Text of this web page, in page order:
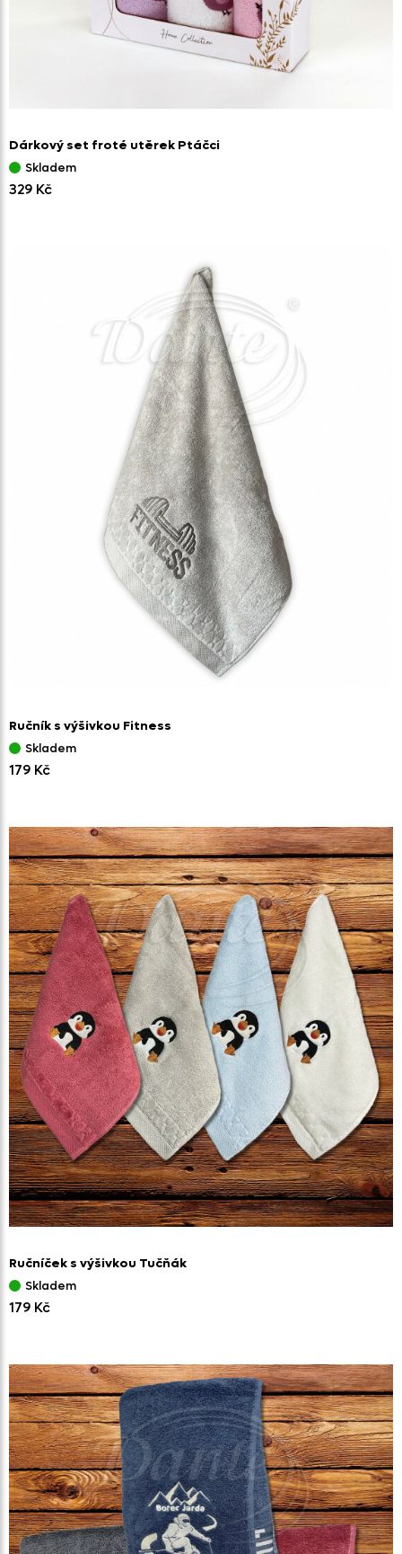
Dárkový set froté utěrek Ptáčci
Skladem
329 Kč
Ručník s výšivkou Fitness
Skladem
179 Kč
Ručníček s výšivkou Tučňák
Skladem
179 Kč